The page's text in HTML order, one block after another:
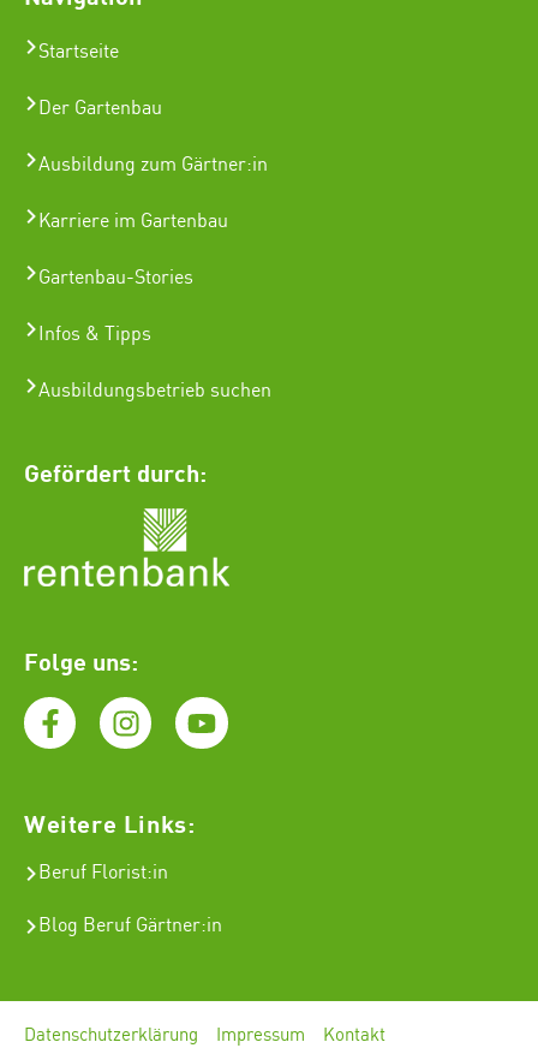
Startseite
Der Gartenbau
Ausbildung zum Gärtner:in
Karriere im Gartenbau
Gartenbau-Stories
Infos & Tipps
Ausbildungsbetrieb suchen
Gefördert durch:
Folge uns:
Weitere Links:
Beruf Florist:in
Blog Beruf Gärtner:in
Datenschutzerklärung Impressum Kontakt